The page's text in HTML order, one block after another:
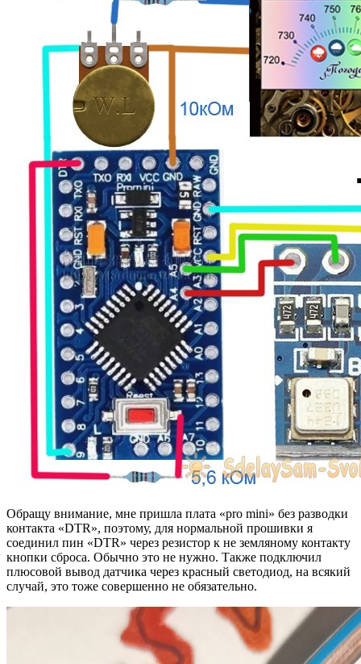
Обращу внимание, мне пришла плата «pro mini» без разводки
контакта «DTR», поэтому, для нормальной прошивки я
соединил пин «DTR» через резистор к не земляному контакту
кнопки сброса. Обычно это не нужно. Также подключил
плюсовой вывод датчика через красный светодиод, на всякий
случай, это тоже совершенно не обязательно.